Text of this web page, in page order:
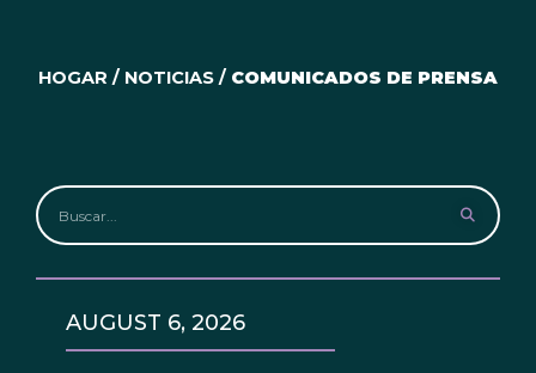
HOGAR / NOTICIAS / COMUNICADOS DE PRENSA
AUGUST 6, 2026